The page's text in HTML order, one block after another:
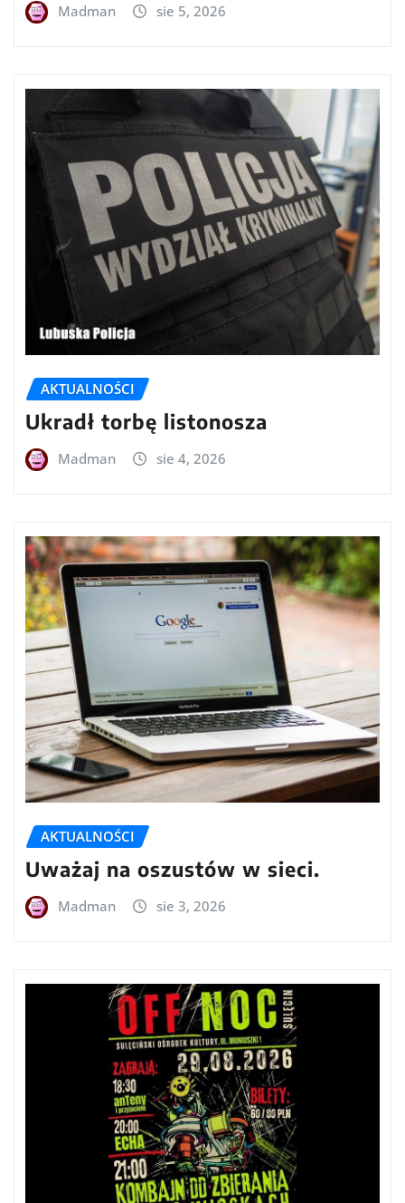
Madman sie 5, 2026
AKTUALNOŚCI
Ukradł torbę listonosza
Madman sie 4, 2026
AKTUALNOŚCI
Uważaj na oszustów w sieci.
Madman sie 3, 2026